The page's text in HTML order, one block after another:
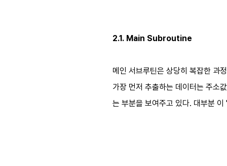
2.1. Main Subroutine
메인 서브루틴은 상당히 복잡한 과
가장 먼저 추출하는 데이터는 주소
는 부분을 보여주고 있다. 대부분